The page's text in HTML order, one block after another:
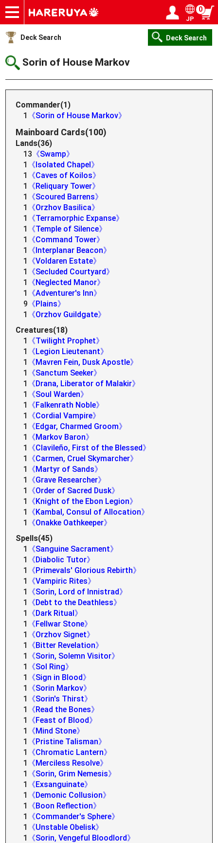
Onlineshop
Articles
Deck Search
Sponsored Players
Shop Info
Event Schedule
Help
Contact
JP
0
Deck Search Deck Search
Sorin of House Markov
Commander(1)
1
《Sorin of House Markov》
Mainboard Cards(100)
Lands(36)
13 《Swamp》
1
《Isolated Chapel》
1
《Caves of Koilos》
1
《Reliquary Tower》
1
《Scoured Barrens》
1
《Orzhov Basilica》
1
《Terramorphic Expanse》
1
《Temple of Silence》
1
《Command Tower》
1
《Interplanar Beacon》
1
《Voldaren Estate》
1
《Secluded Courtyard》
1
《Neglected Manor》
1
《Adventurer's Inn》
9 《Plains》
1
《Orzhov Guildgate》
Creatures(18)
1
《Twilight Prophet》
1
《Legion Lieutenant》
1
《Mavren Fein, Dusk Apostle》
1
《Sanctum Seeker》
1
《Drana, Liberator of Malakir》
1
《Soul Warden》
1
《Falkenrath Noble》
1
《Cordial Vampire》
1
《Edgar, Charmed Groom》
1
《Markov Baron》
1
《Clavileño, First of the Blessed》
1
《Carmen, Cruel Skymarcher》
1
《Martyr of Sands》
1
《Grave Researcher》
1
《Order of Sacred Dusk》
1
《Knight of the Ebon Legion》
1
《Kambal, Consul of Allocation》
1
《Onakke Oathkeeper》
Spells(45)
1
《Sanguine Sacrament》
1
《Diabolic Tutor》
1
《Primevals' Glorious Rebirth》
1
《Vampiric Rites》
1
《Sorin, Lord of Innistrad》
1
《Debt to the Deathless》
1
《Dark Ritual》
1
《Fellwar Stone》
1
《Orzhov Signet》
1
《Bitter Revelation》
1
《Sorin, Solemn Visitor》
1
《Sol Ring》
1
《Sign in Blood》
1
《Sorin Markov》
1
《Sorin's Thirst》
1
《Read the Bones》
1
《Feast of Blood》
1
《Mind Stone》
1
《Pristine Talisman》
1
《Chromatic Lantern》
1
《Merciless Resolve》
1
《Sorin, Grim Nemesis》
1
《Exsanguinate》
1
《Demonic Collusion》
1
《Boon Reflection》
1
《Commander's Sphere》
1
《Unstable Obelisk》
1
《Sorin, Vengeful Bloodlord》